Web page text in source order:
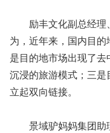
励丰文化副总经理
为，近年来，国内目
是目的地市场出现了
沉浸的旅游模式；三
立起双向链接。
景域驴妈妈集团助